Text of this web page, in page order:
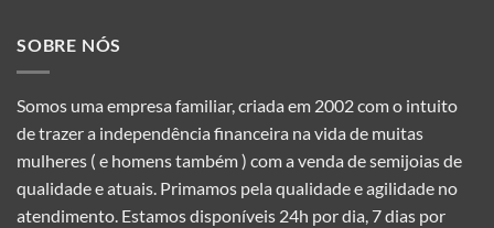
SOBRE NÓS
Somos uma empresa familiar, criada em 2002 com o intuito
de trazer a independência financeira na vida de muitas
mulheres ( e homens também ) com a venda de semijoias de
qualidade e atuais. Primamos pela qualidade e agilidade no
atendimento. Estamos disponíveis 24h por dia, 7 dias por